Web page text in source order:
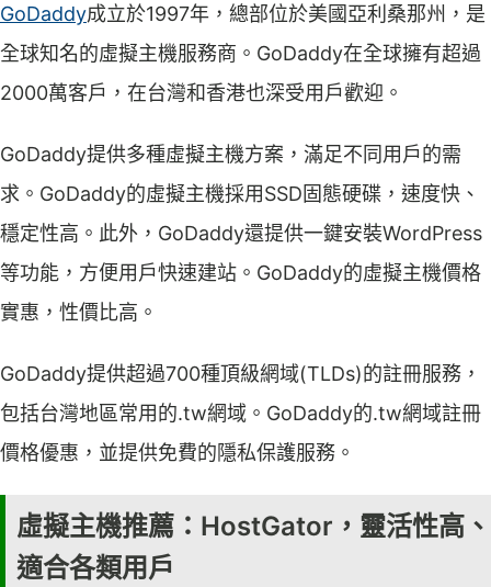
GoDaddy成立於1997年，總部位於美國亞利桑那州，是
全球知名的虛擬主機服務商。GoDaddy在全球擁有超過
2000萬客戶，在台灣和香港也深受用戶歡迎。
GoDaddy提供多種虛擬主機方案，滿足不同用戶的需
求。GoDaddy的虛擬主機採用SSD固態硬碟，速度快、
穩定性高。此外，GoDaddy還提供一鍵安裝WordPress
等功能，方便用戶快速建站。GoDaddy的虛擬主機價格
實惠，性價比高。
GoDaddy提供超過700種頂級網域(TLDs)的註冊服務，
包括台灣地區常用的.tw網域。GoDaddy的.tw網域註冊
價格優惠，並提供免費的隱私保護服務。
虛擬主機推薦：HostGator，靈活性高、
適合各類用戶